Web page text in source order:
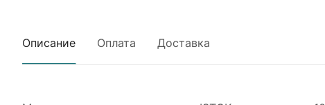
Описание Оплата Доставка